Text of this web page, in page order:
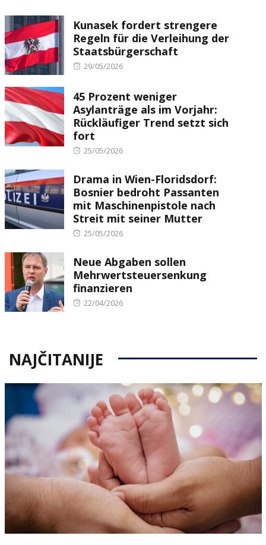
Kunasek fordert strengere
Regeln für die Verleihung der
Staatsbürgerschaft
Posted
29/05/2026
45 Prozent weniger
Asylanträge als im Vorjahr:
Rückläufiger Trend setzt sich
fort
Posted
25/05/2026
Drama in Wien-Floridsdorf:
Bosnier bedroht Passanten
mit Maschinenpistole nach
Streit mit seiner Mutter
Posted
25/05/2026
Neue Abgaben sollen
Mehrwertsteuersenkung
finanzieren
Posted
22/04/2026
NAJČITANIJE